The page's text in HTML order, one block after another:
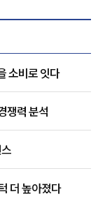
소비로 잇다
쟁력 분석
더 높아졌다